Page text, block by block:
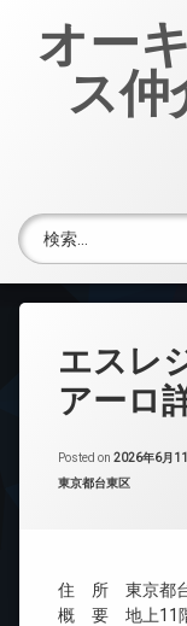
オー
ス仲
エスレ
アーロ
Posted on 2026年6月
カテゴリー:
東京都台東区
住 所 東京都台
概 要 地上11